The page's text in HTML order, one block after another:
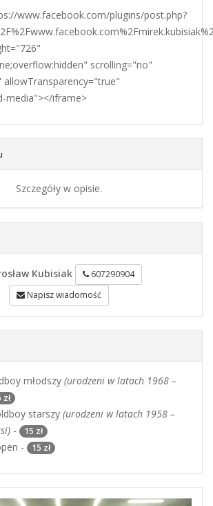
www.facebook.com/plugins/post.php?
scrolling="no"
media"></iframe>
Szczegóły w opisie.
Kubisiak
607290904
Napisz wiadomość
młodszy (urodzeni w latach 1968 –
zł
starszy (urodzeni w latach 1958 –
- 15 zł
- 15 zł